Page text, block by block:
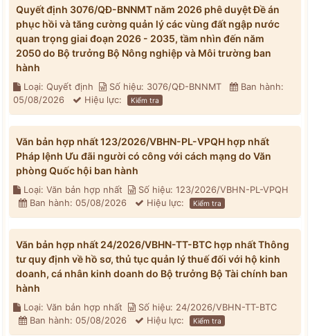
Quyết định 3076/QĐ-BNNMT năm 2026 phê duyệt Đề án
phục hồi và tăng cường quản lý các vùng đất ngập nước
quan trọng giai đoạn 2026 - 2035, tầm nhìn đến năm
2050 do Bộ trưởng Bộ Nông nghiệp và Môi trường ban
hành
Loại: Quyết định Số hiệu: 3076/QĐ-BNNMT
Ban hành:
05/08/2026
Hiệu lực: Kiểm tra
Văn bản hợp nhất 123/2026/VBHN-PL-VPQH hợp nhất
Pháp lệnh Ưu đãi người có công với cách mạng do Văn
phòng Quốc hội ban hành
Loại: Văn bản hợp nhất
Số hiệu: 123/2026/VBHN-PL-VPQH
Ban hành: 05/08/2026
Hiệu lực: Kiểm tra
Văn bản hợp nhất 24/2026/VBHN-TT-BTC hợp nhất Thông
tư quy định về hồ sơ, thủ tục quản lý thuế đối với hộ kinh
doanh, cá nhân kinh doanh do Bộ trưởng Bộ Tài chính ban
hành
Loại: Văn bản hợp nhất
Số hiệu: 24/2026/VBHN-TT-BTC
Ban hành: 05/08/2026
Hiệu lực: Kiểm tra